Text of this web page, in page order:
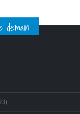
demain